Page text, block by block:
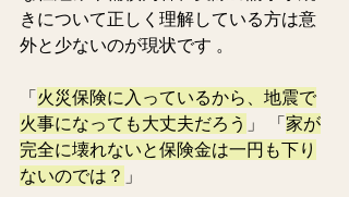
きについて正しく理解している方は意
外と少ないのが現状です 。
「 火災保険に入っているから、地震で
火事になっても大丈夫だろう 」 「 家が
完全に壊れないと保険金は一円も下り
ないのでは？ 」